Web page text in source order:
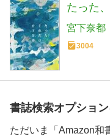
たった
宮下奈都
3004
書誌検索オプショ
ただいま「Amazon和